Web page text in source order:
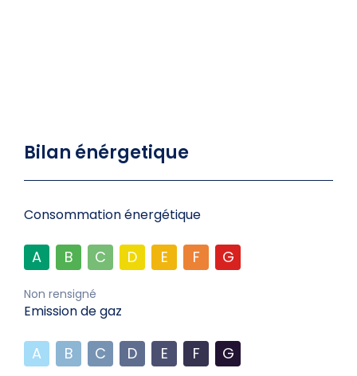
Bilan énérgetique
Consommation énergétique
A B C D E F G
Non rensigné
Emission de gaz
A B C D E F G